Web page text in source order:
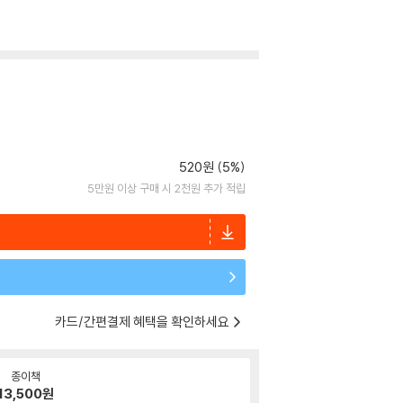
520원 (5%)
5만원 이상 구매 시 2천원 추가 적립
카드/간편결제 혜택을 확인하세요
종이책
원